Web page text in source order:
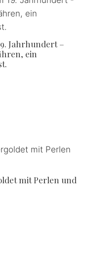
Jahrhundert –
ein
mit Perlen und